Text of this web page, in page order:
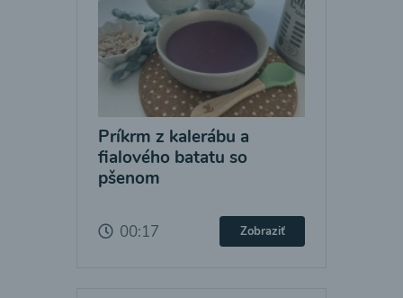
Príkrm z kalerábu a
fialového batatu so
pšenom
00:17 Zobraziť